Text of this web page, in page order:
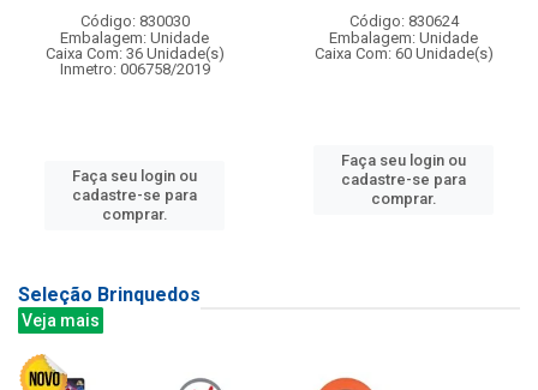
Código: 830030
Embalagem: Unidade
Caixa Com: 36 Unidade(s)
Inmetro: 006758/2019
Faça seu login ou
cadastre-se para
comprar.
Código: 830624
Embalagem: Unidade
Caixa Com: 60 Unidade(s)
Faça seu login ou
cadastre-se para
comprar.
Seleção Brinquedos
Veja mais